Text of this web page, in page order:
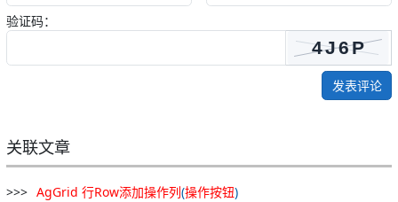
验证码：
发表评论
关联文章
AgGrid 行Row添加操作列(操作按钮)